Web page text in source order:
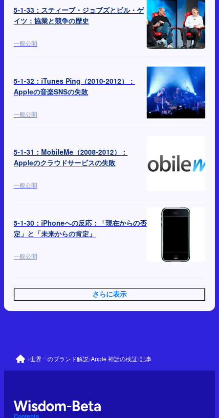
5-1-33：スティーブ・ジョブズとビル・ゲ
イツ：協業と競争の歴史
一般公開
5-1-32：iTunes Ping（2010-2012）：
Appleの音楽SNSの失敗
一般公開
5-1-31：MobileMe（2008-2012）：
Appleのクラウドサービスの失敗
一般公開
5-1-30：iPhoneへの反応：「現在からの否
定」と「未来からの肯定」
一般公開
さらに表示
›世界一のブランド解説›Apple 神話の検証›記事
Contents